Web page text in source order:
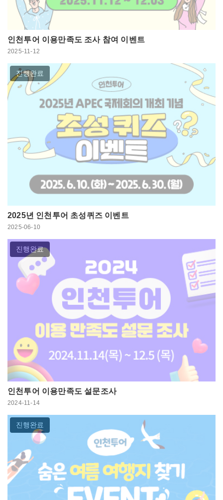
인천투어 이용만족도 조사 참여 이벤트
2025-11-12
진행완료
2025년 인천투어 초성퀴즈 이벤트
2025-06-10
진행완료
인천투어 이용만족도 설문조사
2024-11-14
진행완료